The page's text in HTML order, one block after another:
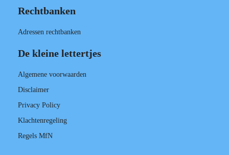
Rechtbanken
Adressen rechtbanken
De kleine lettertjes
Algemene voorwaarden
Disclaimer
Privacy Policy
Klachtenregeling
Regels MfN